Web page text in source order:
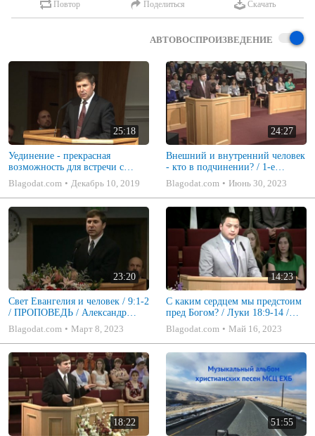
Повтор Поделиться Скачать
АВТОВОСПРОИЗВЕДЕНИЕ
25:18
Уединение - прекрасная
возможность для встречи с
Богом - ПРОПОВЕДЬ
(Александр Коченков)
Blagodat.com Декабрь 10, 2019
24:27
Внешний и внутренний человек
- кто в подчинении? / 1-е
Кор.2:12-16; 3:1-3 /
ПРОПОВЕДЬ / Александр
Коченков
Blagodat.com Июнь 30, 2023
23:20
Свет Евангелия и человек / 9:1-2
/ ПРОПОВЕДЬ / Александр
Коченков
Blagodat.com Март 8, 2023
14:23
С каким сердцем мы предстоим
пред Богом? / Луки 18:9-14 /
ПРОПОВЕДЬ / Александр Тан
Blagodat.com Май 16, 2023
18:22 51:55